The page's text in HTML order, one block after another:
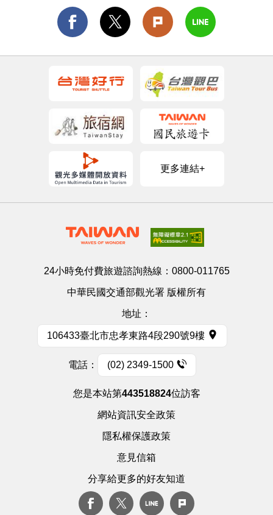
更多連結+
24小時免付費旅遊諮詢熱線： 0800-011765
中華民國交通部觀光署 版權所有
地址：
106433臺北市忠孝東路4段290號9樓
電話： (02) 2349-1500
您是本站第443518824位訪客
網站資訊安全政策
隱私權保護政策
意見信箱
分享給更多的好友知道